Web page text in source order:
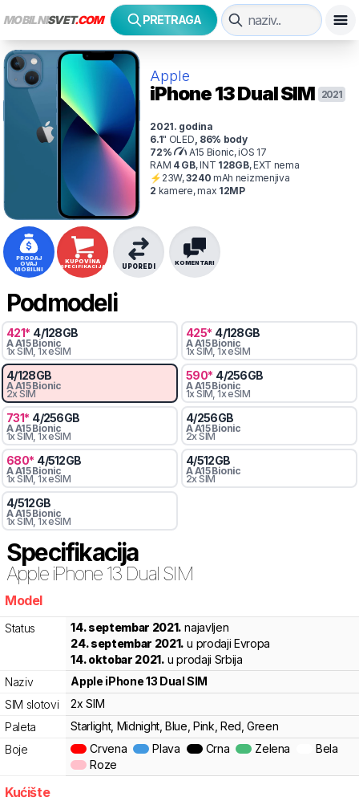
MOBILNISVET.COM PRETRAGA
Apple
iPhone 13Dual SIM 2021
2021. godina
6.1" OLED 86% body
72%
A15 Bionic, iOS 17
RAM 4GB,INT 128GB,EXT nema
⚡ 23W,3240 mAh neizmenjiva
2 kamere, max 12MP
PRODAJ
OVAJ
MOBILNI
KUPOVINA
SPECIFIKACIJA KOMENTARI
UPOREDI
Podmodeli
421* 4/128GB
AA15 Bionic
1x SIM, 1x eSIM
425* 4/128GB
AA15 Bionic
1x SIM, 1x eSIM
4/128GB
AA15 Bionic
2x SIM
590* 4/256GB
AA15 Bionic
1x SIM, 1x eSIM
731* 4/256GB
AA15 Bionic
1x SIM, 1x eSIM
4/256GB
AA15 Bionic
2x SIM
680* 4/512GB
AA15 Bionic
1x SIM, 1x eSIM
4/512GB
AA15 Bionic
2x SIM
4/512GB
AA15 Bionic
1x SIM, 1x eSIM
Specifikacija
Apple iPhone 13 Dual SIM
Model
Status 14. septembar 2021. najavljen
24. septembar 2021. u prodaji Evropa
14. oktobar 2021. u prodaji Srbija
Naziv
Apple iPhone 13 Dual SIM
SIM slotovi
2x SIM
Paleta
Starlight, Midnight, Blue, Pink, Red, Green
Boje
Crvena Plava Crna Zelena
Bela
Roze
Kućište